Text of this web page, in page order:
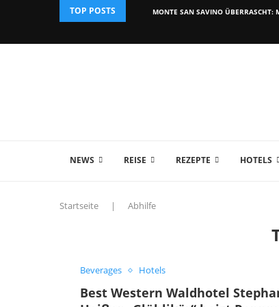
TOP POSTS MONTE SAN SAVINO ÜBERRASCHT:
NEWS REISE REZEPTE HOTELS
Startseite | Abhilfe
Beverages Hotels
Best Western Waldhotel